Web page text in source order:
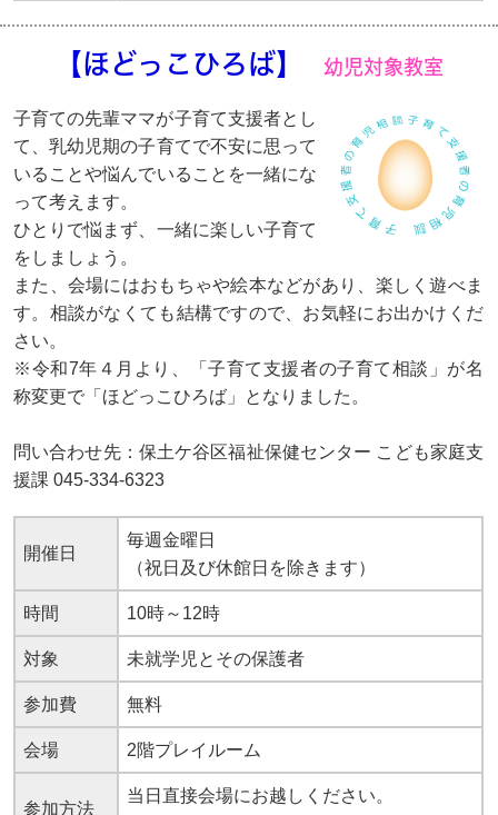
【ほどっこひろば】 幼児対象教室
子育ての先輩ママが子育て支援者とし
て、乳幼児期の子育てで不安に思って
いることや悩んでいることを一緒にな
って考えます。
ひとりで悩まず、一緒に楽しい子育て
をしましょう。
また、会場にはおもちゃや絵本などがあり、楽しく遊べま
す。相談がなくても結構ですので、お気軽にお出かけくだ
さい。
※令和7年４月より、「子育て支援者の子育て相談」が名
称変更で「ほどっこひろば」となりました。
問い合わせ先：保土ケ谷区福祉保健センター こども家庭支
援課 045-334-6323
開催日
毎週金曜日
（祝日及び休館日を除きます）
時間 10時～12時
対象 未就学児とその保護者
参加費 無料
会場 2階プレイルーム
参加方法
当日直接会場にお越しください。